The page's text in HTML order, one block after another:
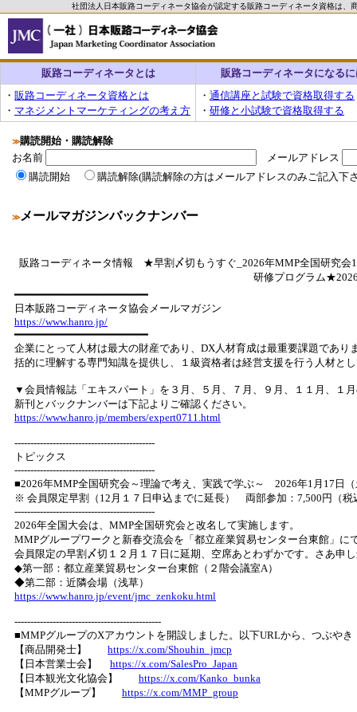
社団法人日本販路コーディネータ協会が認定する販路コーディネータ資格は
販路コーディネータとは
販路コーディネータになる
・ 販路コーディネータ資格とは
・ マネジメントマーケティングの考え方
・ 通信講座と試験で資格取得する
・ 研修と小試験で資格取得する
≫購読開始・購読解除
お名前
メールアドレス
購読開始
購読解除(購読解除の方はメールアドレスのみご記入下
≫メールマガジンバックナンバー
販路コーディネータ情報 ★早割〆切もうすぐ_2026年MMP全国研究
研修プログラム
━━━━━━━━━━━━━━━━━━━━━
日本販路コーディネータ協会メールマガジン
https://www.hanro.jp/
━━━━━━━━━━━━━━━━━━━━━
企業にとって人材は最大の財産であり、DX人材育成は最重要課題であ
括的に理解する専門知識を提供し、１級資格者は経営支援を行う人材と
▼会員情報誌「エキスパート」を３月、５月、７月、９月、１１月、１
新刊とバックナンバーは下記よりご確認ください。
https://www.hanro.jp/members/expert0711.html
--------------------------------------------
トピックス
--------------------------------------------
■2026年MMP全国研究会～理論で考え、実践で学ぶ～ 2026年1月17日
※ 会員限定早割（12月１７日申込までに延長） 両部参加：7,500円（税
--------------------------------------------
2026年全国大会は、MMP全国研究会と改名して実施します。
MMPグループワークと新春交流会を「都立産業貿易センター台東館」に
会員限定の早割〆切１２月１７日に延期、空席あとわずかです。さあ申
◆第一部：都立産業貿易センター台東館（２階会議室A）
◆第二部：近隣会場（浅草）
https://www.hanro.jp/event/jmc_zenkoku.html
----------------------------------------------
■MMPグループのXアカウントを開設しました。以下URLから、つぶや
【商品開発士】 https://x.com/Shouhin_jmcp
【日本営業士会】 https://x.com/SalesPro_Japan
【日本観光文化協会】 https://x.com/Kanko_bunka
【MMPグループ】 https://x.com/MMP_group